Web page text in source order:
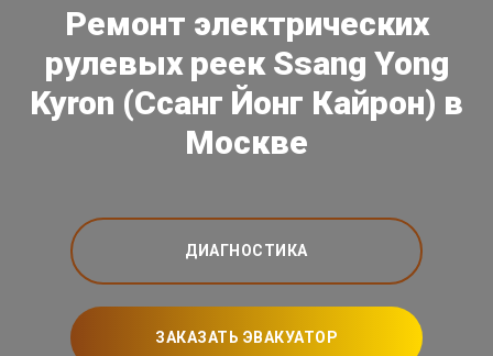
Ремонт электрических
рулевых реек Ssang Yong
Kyron (Ссанг Йонг Кайрон) в
Москве
ДИАГНОСТИКА
ЗАКАЗАТЬ ЭВАКУАТОР